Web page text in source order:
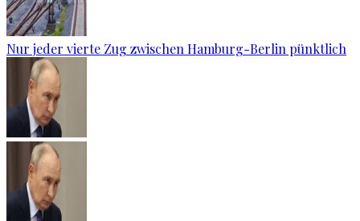
Nur jeder vierte Zug zwischen Hamburg-Berlin pünktlich